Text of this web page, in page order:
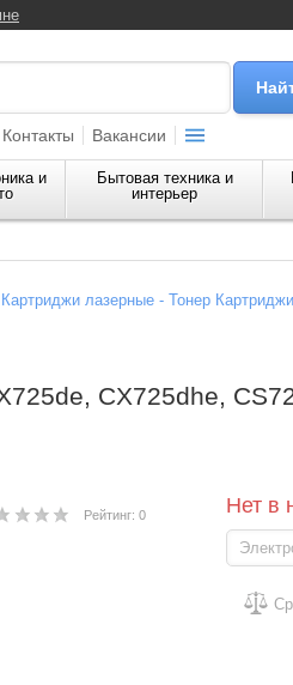
Контакты Вакансии
и
Бытовая техника и
интерьер
Картриджи лазерные - Тонер Картриджи
CX725dhe,
Рейтинг: 0 Нет в